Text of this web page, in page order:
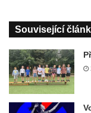
Související